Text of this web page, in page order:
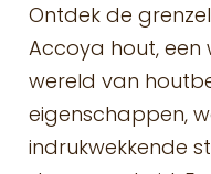
Ontdek de
Accoya hout, een
wereld van
eigenschappen,
indrukwekkende